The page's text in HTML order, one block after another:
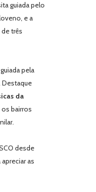
guiada pelo
e a
três
pela
Destaque
da
bairros
desde
as